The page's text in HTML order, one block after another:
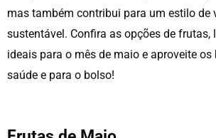
mas também contribui para um estilo de
sustentável. Confira as opções de frutas,
ideais para o mês de maio e aproveite
saúde e para o bolso!